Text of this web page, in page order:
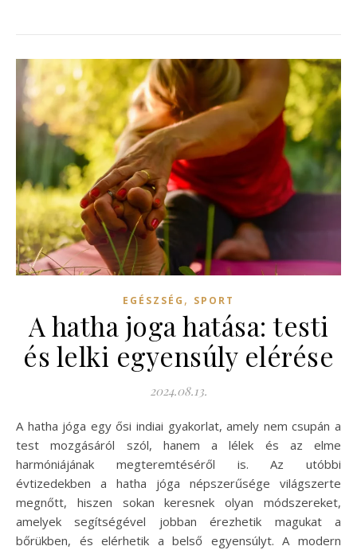
EGÉSZSÉG , SPORT
A hatha joga hatása: testi
és lelki egyensúly elérése
2024.08.13.
A hatha jóga egy ősi indiai gyakorlat, amely nem csupán a
test mozgásáról szól, hanem a lélek és az elme
harmóniájának megteremtéséről is. Az utóbbi
évtizedekben a hatha jóga népszerűsége világszerte
megnőtt, hiszen sokan keresnek olyan módszereket,
amelyek segítségével jobban érezhetik magukat a
bőrükben, és elérhetik a belső egyensúlyt. A modern